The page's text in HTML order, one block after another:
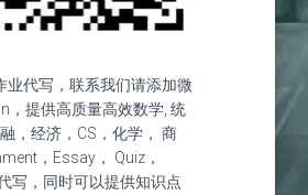
业代写，联系我们请添加微
，提供高质量高效数学, 统
，经济，CS，化学， 商
，Essay， Quiz，
写，同时可以提供知识点